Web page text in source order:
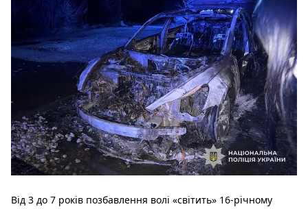
Від 3 до 7 років позбавлення волі «світить» 16-річному